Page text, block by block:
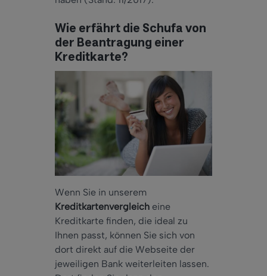
Wie erfährt die Schufa von
der Beantragung einer
Kreditkarte?
Wenn Sie in unserem
Kreditkartenvergleich eine
Kreditkarte finden, die ideal zu
Ihnen passt, können Sie sich von
dort direkt auf die Webseite der
jeweiligen Bank weiterleiten lassen.